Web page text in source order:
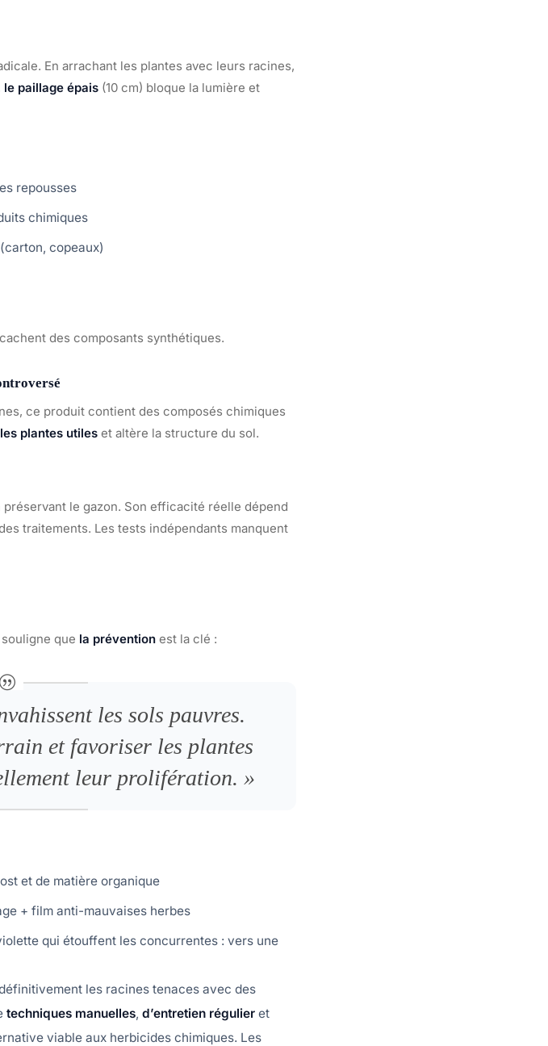
En arrachant les plantes avec leurs racines,
le paillage épais (10 cm) bloque la lumière et
repousses
chimiques
copeaux)
des composants synthétiques.
ce produit contient des composés chimiques
plantes utiles et altère la structure du sol.
le gazon. Son efficacité réelle dépend
traitements. Les tests indépendants manquent
que la prévention est la clé :
les sols pauvres.
et favoriser les plantes
leur prolifération. »
et de matière organique
+ film anti-mauvaises herbes
qui étouffent les concurrentes : vers une
les racines tenaces avec des
techniques manuelles, d’entretien régulier et
viable aux herbicides chimiques. Les